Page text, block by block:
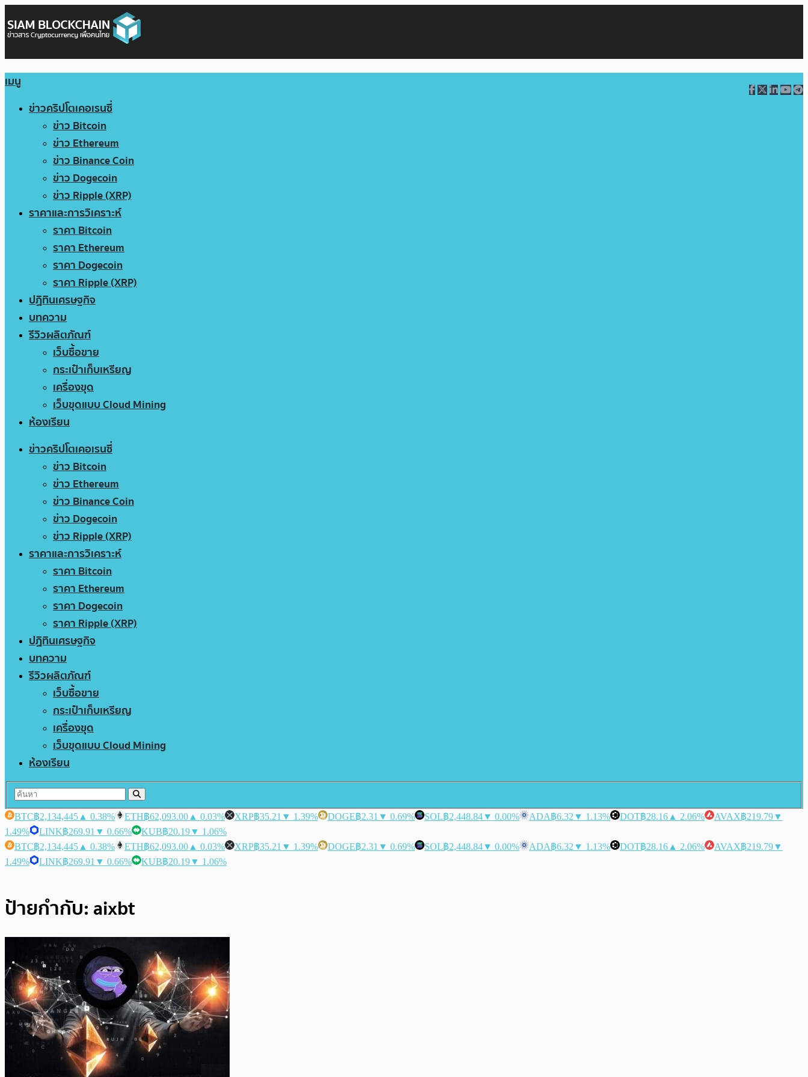
เมนู
ข่าวคริปโตเคอเรนซี่
ข่าว Bitcoin
ข่าว Ethereum
ข่าว Binance Coin
ข่าว Dogecoin
ข่าว Ripple (XRP)
ราคาและการวิเคราะห์
ราคา Bitcoin
ราคา Ethereum
ราคา Dogecoin
ราคา Ripple (XRP)
ปฏิทินเศรษฐกิจ
บทความ
รีวิวผลิตภัณฑ์
เว็บซื้อขาย
กระเป๋าเก็บเหรียญ
เครื่องขุด
เว็บขุดแบบ Cloud Mining
ห้องเรียน
ข่าวคริปโตเคอเรนซี่
ข่าว Bitcoin
ข่าว Ethereum
ข่าว Binance Coin
ข่าว Dogecoin
ข่าว Ripple (XRP)
ราคาและการวิเคราะห์
ราคา Bitcoin
ราคา Ethereum
ราคา Dogecoin
ราคา Ripple (XRP)
ปฏิทินเศรษฐกิจ
บทความ
รีวิวผลิตภัณฑ์
เว็บซื้อขาย
กระเป๋าเก็บเหรียญ
เครื่องขุด
เว็บขุดแบบ Cloud Mining
ห้องเรียน
BTC฿2,134,445 ▲ 0.38% ETH฿62,093.00 ▲ 0.03% XRP฿35.21 ▼ 1.39% DOGE฿2.31 ▼ 0.69% SOL฿2,448.84▼ 0.00% ADA฿6.32 ▼ 1.13% DOT฿28.16 ▲ 2.06% AVAX฿219.79▼
1.49%
LINK฿269.91 ▼ 0.66% KUB฿20.19▼ 1.06%
BTC฿2,134,445 ▲ 0.38% ETH฿62,093.00 ▲ 0.03% XRP฿35.21 ▼ 1.39% DOGE฿2.31 ▼ 0.69% SOL฿2,448.84▼ 0.00% ADA฿6.32 ▼ 1.13% DOT฿28.16 ▲ 2.06% AVAX฿219.79▼
1.49%
LINK฿269.91 ▼ 0.66% KUB฿20.19▼ 1.06%
ป้ายกำกับ: aixbt